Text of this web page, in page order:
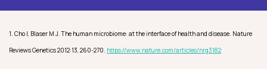
1. Cho I, Blaser M J. The human microbiome: at the interface of health and disease. Nature
Reviews Genetics 2012:13, 260-270. https://www.nature.com/articles/nrg3182